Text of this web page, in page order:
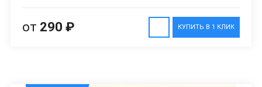
КУПИТЬ В 1 КЛИК
от 290 ₽